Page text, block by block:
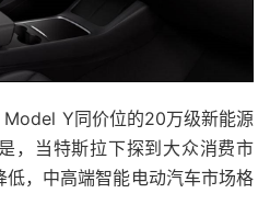
Y同价位的20万级新能源
，当特斯拉下探到大众消费市
，中高端智能电动汽车市场格